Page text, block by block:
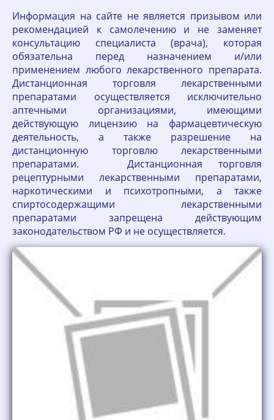
Информация на сайте не является призывом или
рекомендацией к самолечению и не заменяет
консультацию специалиста (врача), которая
обязательна перед назначением и/или
применением любого лекарственного препарата.
Дистанционная торговля лекарственными
препаратами осуществляется исключительно
аптечными организациями, имеющими
действующую лицензию на фармацевтическую
деятельность, а также разрешение на
дистанционную торговлю лекарственными
препаратами. Дистанционная торговля
рецептурными лекарственными препаратами,
наркотическими и психотропными, а также
спиртосодержащими лекарственными
препаратами запрещена действующим
законодательством РФ и не осуществляется.